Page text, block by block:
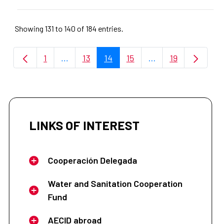
Showing 131 to 140 of 184 entries.
Page
1 ...Intermediate Pages Use TAB to navigate.
Page
13 Page
14 Page
15 ...Intermediate
Page
19
LINKS OF INTEREST
Cooperación Delegada
Water and Sanitation Cooperation
Fund
AECID abroad